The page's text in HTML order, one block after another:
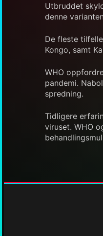
Utbruddet
denne
De fleste
Kongo, samt
WHO
pandemi.
spredning.
Tidligere
viruset. WHO